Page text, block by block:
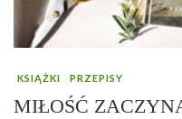
KSIĄŻKI PRZEPISY
MIŁOŚĆ